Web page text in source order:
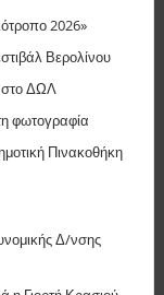
2026»
Βερολίνου
στο ΔΩΛ
φωτογραφία
Πινακοθήκη
Δ/νσης